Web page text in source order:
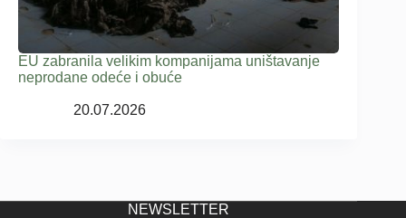
EU zabranila velikim kompanijama uništavanje
neprodane odeće i obuće
20.07.2026
NEWSLETTER